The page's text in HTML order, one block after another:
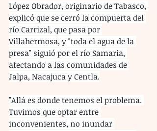
López Obrador, originario de Tabasco,
explicó que se cerró la compuerta del
río Carrizal, que pasa por
Villahermosa, y "toda el agua de la
presa" siguió por el río Samaria,
afectando a las comunidades de
Jalpa, Nacajuca y Centla.
"Allá es donde tenemos el problema.
Tuvimos que optar entre
inconvenientes, no inundar